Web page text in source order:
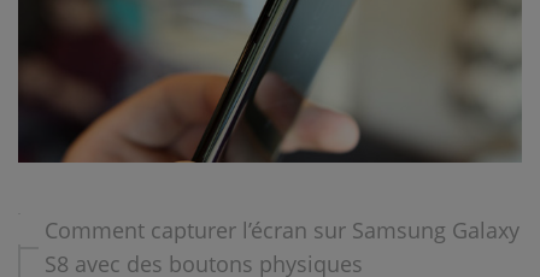
Comment capturer l’écran sur Samsung Galaxy
S8 avec des boutons physiques